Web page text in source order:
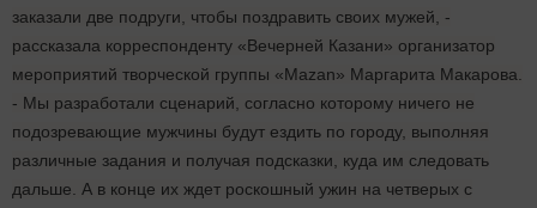
заказали две подруги, чтобы поздравить своих мужей, -
рассказала корреспонденту «Вечерней Казани» организатор
мероприятий творческой группы «Mazan» Маргарита Макарова.
- Мы разработали сценарий, согласно которому ничего не
подозревающие мужчины будут ездить по городу, выполняя
различные задания и получая подсказки, куда им следовать
дальше. А в конце их ждет роскошный ужин на четверых с